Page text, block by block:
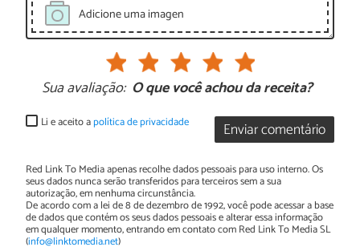
Adicione uma imagen
Sua avaliação: O que você achou da receita?
Enviar comentário
Li e aceito apolítica de privacidade
Red Link To Media apenas recolhe dados pessoais para uso interno. Os
seus dados nunca serão transferidos para terceiros sem a sua
autorização, em nenhuma circunstância.
De acordo com a lei de 8 de dezembro de 1992, você pode acessar a base
de dados que contém os seus dados pessoais e alterar essa informação
em qualquer momento, entrando em contato com Red Link To Media SL
(info@linktomedia.net)